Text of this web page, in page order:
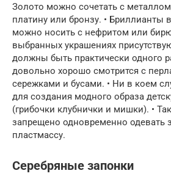
Золото можно сочетать с
платину или бронзу. • Бриллианты
можно носить с нефритом или
выбранных украшениях
должны быть практически одного
довольно хорошо смотрится с
сережками и бусами. • Ни в коем
для создания модного образа
(грибочки клубнички и мишки). •
запрещено одновременно одевать
пластмассу.
Серебряные запонки